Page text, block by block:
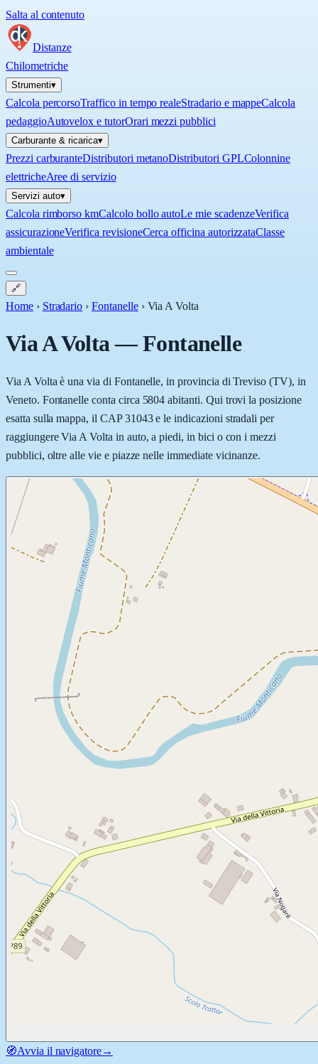
Salta al contenuto
Distanze
Chilometriche
Strumenti▾
Calcola percorsoTraffico in tempo realeStradario e mappeCalcola
pedaggioAutovelox e tutorOrari mezzi pubblici
Carburante & ricarica▾
Prezzi carburanteDistributori metanoDistributori GPLColonnine
elettricheAree di servizio
Servizi auto▾
Calcola rimborso kmCalcolo bollo autoLe mie scadenzeVerifica
assicurazioneVerifica revisioneCerca officina autorizzataClasse
ambientale
🔗
Home › Stradario › Fontanelle › Via A Volta
Via A Volta—Fontanelle
Via A Volta è una via di Fontanelle, in provincia di Treviso (TV), in
Veneto. Fontanelle conta circa 5804 abitanti. Qui trovi la posizione
esatta sulla mappa, il CAP 31043 e le indicazioni stradali per
raggiungere Via A Volta in auto, a piedi, in bici o con i mezzi
pubblici, oltre alle vie e piazze nelle immediate vicinanze.
🧭Avvia il navigatore→